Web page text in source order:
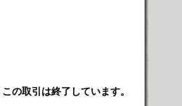
この取引は終了しています。